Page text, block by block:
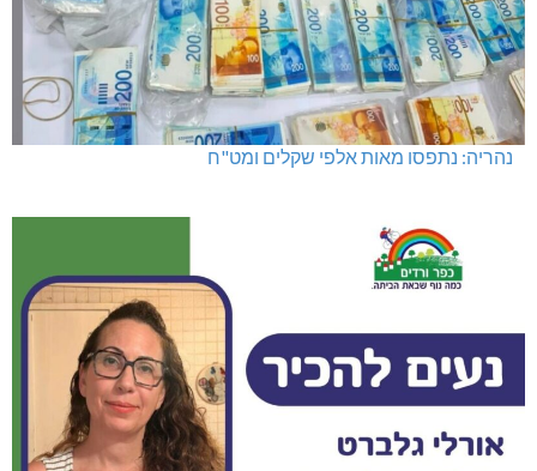
נהריה: נתפסו מאות אלפי שקלים ומט"ח